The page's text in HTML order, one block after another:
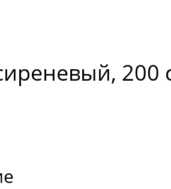
200